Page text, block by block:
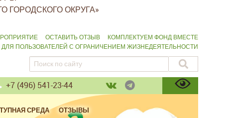
ГОРОДСКОГО ОКРУГА»
ОСТАВИТЬ ОТЗЫВ
КОМПЛЕКТУЕМ ФОНД ВМЕСТЕ
ДЛЯ ПОЛЬЗОВАТЕЛЕЙ С ОГРАНИЧЕНИЕМ ЖИЗНЕДЕЯТЕЛЬНОСТИ
+7 (496) 541-23-44
СРЕДА ОТЗЫВЫ